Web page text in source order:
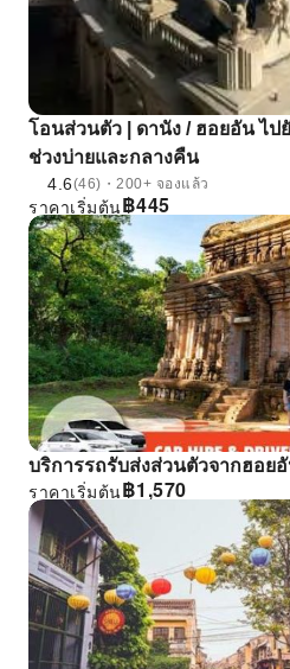
โอนส่วนตัว | ดานัง / ฮอยอัน ไ
ช่วงบ่ายและกลางคืน
4.6(46)・200+ จองแล้ว
฿445
ราคาเริ่มต้น
บริการรถรับส่งส่วนตัวจากฮอย
฿1,570
ราคาเริ่มต้น